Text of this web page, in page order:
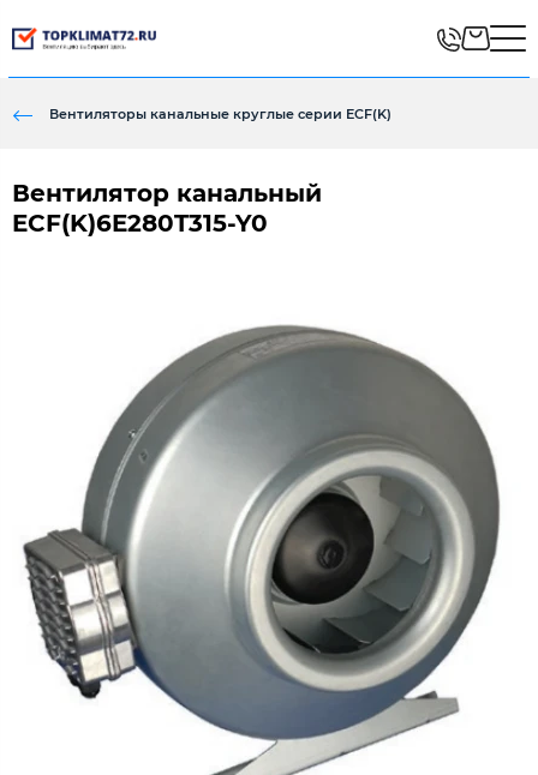
Вентиляторы канальные круглые серии ECF(K)
Вентилятор канальный
ECF(K)6E280T315-Y0